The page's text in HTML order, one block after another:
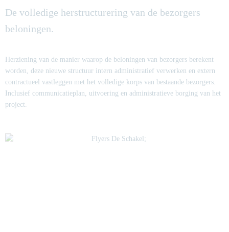
De volledige herstructurering van de bezorgers
beloningen.
Herziening van de manier waarop de beloningen van bezorgers berekent
worden, deze nieuwe structuur intern administratief verwerken en extern
contractueel vastleggen met het volledige korps van bestaande bezorgers.
Inclusief communicatieplan, uitvoering en administratieve borging van het
project.